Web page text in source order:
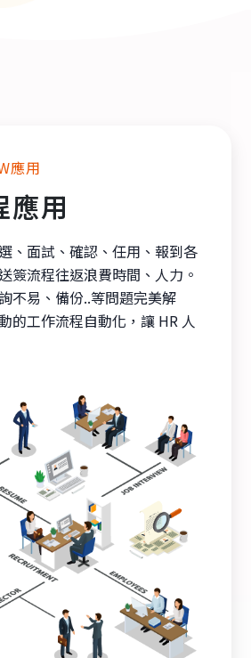
應用
應用
、面試、確認、任用、報到各
簽流程往返浪費時間、人力。
不易、備份..等問題完美解
的工作流程自動化，讓 HR 人